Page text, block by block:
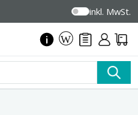
inkl. MwSt.